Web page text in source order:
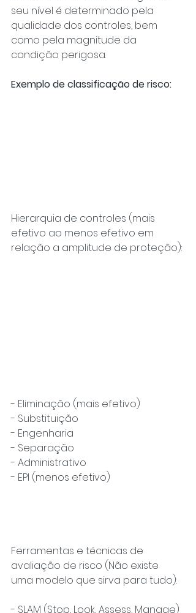
seu nível é determinado pela
qualidade dos controles, bem
como pela magnitude da
condição perigosa.
Exemplo de classificação de risco:
Hierarquia de controles (mais
efetivo ao menos efetivo em
relação a amplitude de proteção):
- Eliminação (mais efetivo)
- Substituição
- Engenharia
- Separação
- Administrativo
- EPI (menos efetivo)
Ferramentas e técnicas de
avaliação de risco (Não existe
uma modelo que sirva para tudo):
- SLAM (Stop, Look, Assess, Manage)